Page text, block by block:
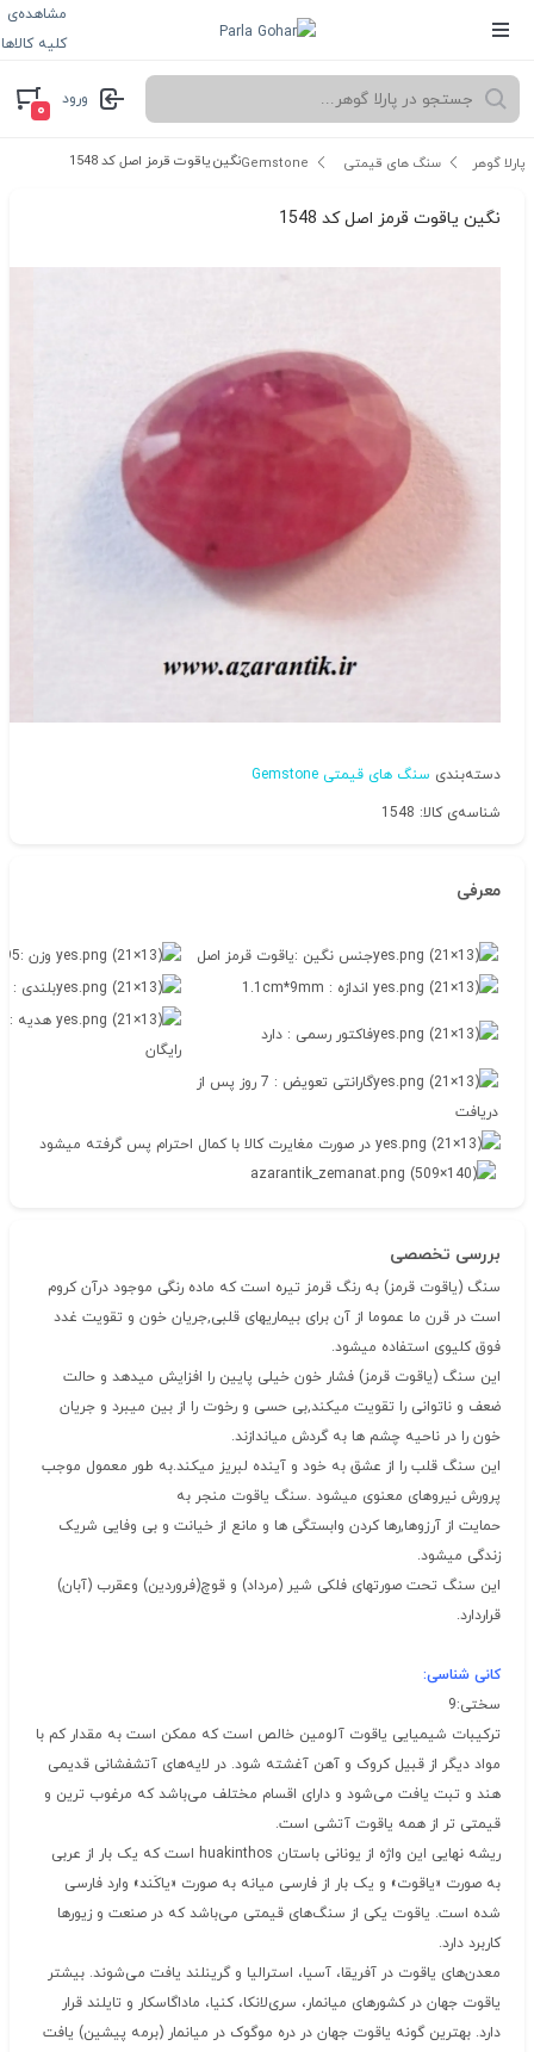
مشاهده‌ی
کلیه کالاها
ورود
۰
پارلا گوهر سنگ های قیمتی Gemstone نگین یاقوت قرمز اصل کد 1548
نگین یاقوت قرمز اصل کد 1548
دسته‌بندی سنگ های قیمتی Gemstone
شناسه‌ی کالا: 1548
معرفی
جنس نگین :یاقوت قرمز اصل
وزن :3.95 قیراط
اندازه : 1.1cm*9mm
بلندی : 4mm
فاکتور رسمی : دارد
هدیه :
رایگان
گارانتی تعویض : 7 روز پس از
دریافت
در صورت مغایرت کالا با کمال احترام پس گرفته میشود
بررسی تخصصی
سنگ (یاقوت قرمز) به رنگ قرمز تیره است که ماده رنگى موجود درآن کروم
است در قرن ما عموما از آن براى بیماریهاى قلبى,جریان خون و تقویت غدد
فوق کلیوى استفاده میشود.
این سنگ (یاقوت قرمز) فشار خون خیلى پایین را افزایش میدهد و حالت
ضعف و ناتوانى را تقویت میکند,بى حسى و رخوت را از بین میبرد و جریان
خون را در ناحیه چشم ها به گردش میاندازند.
این سنگ قلب را از عشق به خود و آینده لبریز میکند.به طور معمول موجب
پرورش نیروهاى معنوى میشود .سنگ یاقوت منجر به
حمایت از آرزوها,رها کردن وابستگى ها و مانع از خیانت و بى وفایى شریک
زندگى میشود.
این سنگ تحت صورتهاى فلکى شیر (مرداد) و قوچ(فروردین) وعقرب (آبان)
قراردارد.
کانی شناسی:
سختی:9
ترکیبات شیمیایی یاقوت آلومین خالص است که ممکن است به مقدار کم با
مواد دیگر از قبیل کروک و آهن آغشته شود. در لایه‌های آتشفشانی قدیمی
هند و تبت یافت می‌شود و دارای اقسام مختلف می‌باشد که مرغوب ترین و
قیمتی تر از همه یاقوت آتشی است.
ریشه نهایی این واژه از یونانی باستان huakinthos است که یک بار از عربی
به صورت «یاقوت» و یک بار از فارسی میانه به صورت «یاکَند» وارد فارسی
شده است. یاقوت یکی از سنگ‌های قیمتی می‌باشد که در صنعت و زیورها
کاربرد دارد.
معدن‌های یاقوت در آفریقا، آسیا، استرالیا و گرینلند یافت می‌شوند. بیشتر
یاقوت جهان در کشورهای میانمار، سری‌لانکا، کنیا، ماداگاسکار و تایلند قرار
دارد. بهترین گونه یاقوت جهان در دره موگوک در میانمار (برمه پیشین) یافت